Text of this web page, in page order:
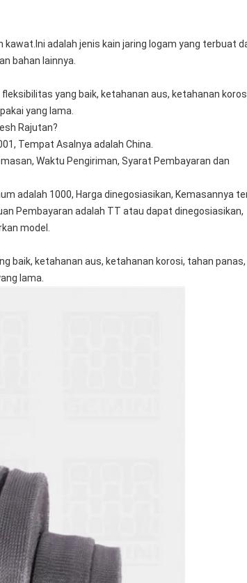
adalah jenis kain jaring logam yang terbuat
bahan lainnya.
yang baik, ketahanan aus, ketahanan
yang lama.
Rajutan?
Tempat Asalnya adalah China.
Waktu Pengiriman, Syarat Pembayaran dan
adalah 1000, Harga dinegosiasikan, Kemasannya
Pembayaran adalah TT atau dapat dinegosiasikan,
model.
baik, ketahanan aus, ketahanan korosi, tahan panas,
lama.